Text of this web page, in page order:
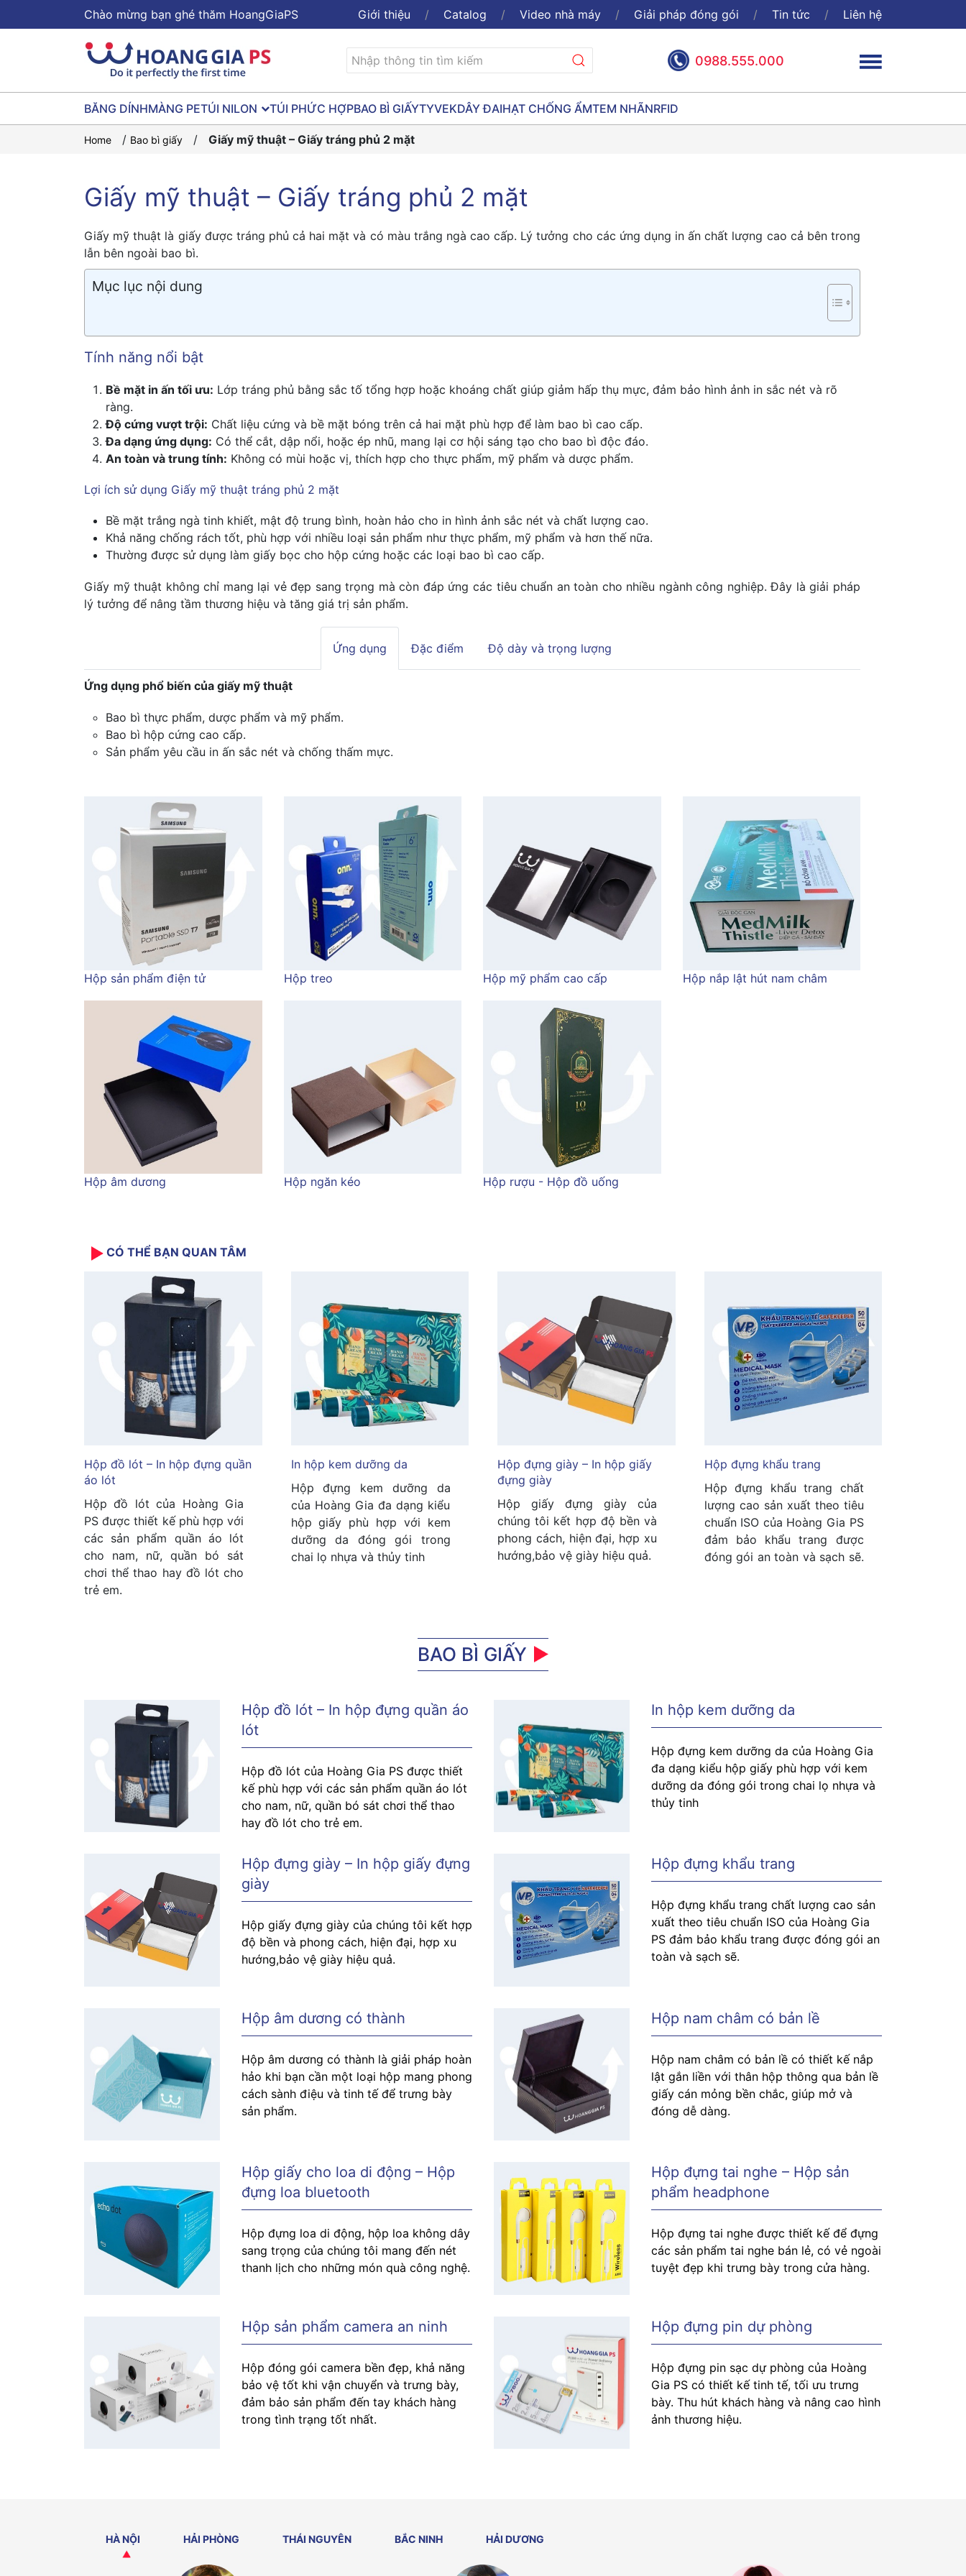
Chào mừng bạn ghé thăm HoangGiaPS Giới thiệu Catalog Video nhà máy Giải pháp đóng gói Tin tức Liên hệ
0988.555.000
BĂNG DÍNHMÀNG PETÚI NILON TÚI PHỨC HỢPBAO BÌ GIẤYTYVEKDÂY ĐAIHẠT CHỐNG ẨMTEM NHÃNRFID
Home / Bao bì giấy / Giấy mỹ thuật – Giấy tráng phủ 2 mặt
Giấy mỹ thuật – Giấy tráng phủ 2 mặt
Giấy mỹ thuật là giấy được tráng phủ cả hai mặt và có màu trắng ngà cao cấp. Lý tưởng cho các ứng dụng in ấn chất lượng cao cả bên trong
lẫn bên ngoài bao bì.
Mục lục nội dung
Tính năng nổi bật
Bề mặt in ấn tối ưu: Lớp tráng phủ bằng sắc tố tổng hợp hoặc khoáng chất giúp giảm hấp thụ mực, đảm bảo hình ảnh in sắc nét và rõ
ràng.
Độ cứng vượt trội: Chất liệu cứng và bề mặt bóng trên cả hai mặt phù hợp để làm bao bì cao cấp.
Đa dạng ứng dụng: Có thể cắt, dập nổi, hoặc ép nhũ, mang lại cơ hội sáng tạo cho bao bì độc đáo.
An toàn và trung tính: Không có mùi hoặc vị, thích hợp cho thực phẩm, mỹ phẩm và dược phẩm.
Lợi ích sử dụng Giấy mỹ thuật tráng phủ 2 mặt
Bề mặt trắng ngà tinh khiết, mật độ trung bình, hoàn hảo cho in hình ảnh sắc nét và chất lượng cao.
Khả năng chống rách tốt, phù hợp với nhiều loại sản phẩm như thực phẩm, mỹ phẩm và hơn thế nữa.
Thường được sử dụng làm giấy bọc cho hộp cứng hoặc các loại bao bì cao cấp.
Giấy mỹ thuật không chỉ mang lại vẻ đẹp sang trọng mà còn đáp ứng các tiêu chuẩn an toàn cho nhiều ngành công nghiệp. Đây là giải pháp
lý tưởng để nâng tầm thương hiệu và tăng giá trị sản phẩm.
Ứng dụng Đặc điểm Độ dày và trọng lượng
Ứng dụng phổ biến của giấy mỹ thuật
Bao bì thực phẩm, dược phẩm và mỹ phẩm.
Bao bì hộp cứng cao cấp.
Sản phẩm yêu cầu in ấn sắc nét và chống thấm mực.
Hộp sản phẩm điện tử Hộp treo Hộp mỹ phẩm cao cấp Hộp nắp lật hút nam châm
Hộp âm dương Hộp ngăn kéo Hộp rượu - Hộp đồ uống
CÓ THỂ BẠN QUAN TÂM
Hộp đồ lót – In hộp đựng quần
áo lót
Hộp đồ lót của Hoàng Gia
PS được thiết kế phù hợp với
các sản phẩm quần áo lót
cho nam, nữ, quần bó sát
chơi thể thao hay đồ lót cho
trẻ em.
In hộp kem dưỡng da
Hộp đựng kem dưỡng da
của Hoàng Gia đa dạng kiểu
hộp giấy phù hợp với kem
dưỡng da đóng gói trong
chai lọ nhựa và thủy tinh
Hộp đựng giày – In hộp giấy
đựng giày
Hộp giấy đựng giày của
chúng tôi kết hợp độ bền và
phong cách, hiện đại, hợp xu
hướng,bảo vệ giày hiệu quả.
Hộp đựng khẩu trang
Hộp đựng khẩu trang chất
lượng cao sản xuất theo tiêu
chuẩn ISO của Hoàng Gia PS
đảm bảo khẩu trang được
đóng gói an toàn và sạch sẽ.
BAO BÌ GIẤY
Hộp đồ lót – In hộp đựng quần áo
lót
Hộp đồ lót của Hoàng Gia PS được thiết
kế phù hợp với các sản phẩm quần áo lót
cho nam, nữ, quần bó sát chơi thể thao
hay đồ lót cho trẻ em.
In hộp kem dưỡng da
Hộp đựng kem dưỡng da của Hoàng Gia
đa dạng kiểu hộp giấy phù hợp với kem
dưỡng da đóng gói trong chai lọ nhựa và
thủy tinh
Hộp đựng giày – In hộp giấy đựng
giày
Hộp giấy đựng giày của chúng tôi kết hợp
độ bền và phong cách, hiện đại, hợp xu
hướng,bảo vệ giày hiệu quả.
Hộp đựng khẩu trang
Hộp đựng khẩu trang chất lượng cao sản
xuất theo tiêu chuẩn ISO của Hoàng Gia
PS đảm bảo khẩu trang được đóng gói an
toàn và sạch sẽ.
Hộp âm dương có thành
Hộp âm dương có thành là giải pháp hoàn
hảo khi bạn cần một loại hộp mang phong
cách sành điệu và tinh tế để trưng bày
sản phẩm.
Hộp nam châm có bản lề
Hộp nam châm có bản lề có thiết kế nắp
lật gắn liền với thân hộp thông qua bản lề
giấy cán mỏng bền chắc, giúp mở và
đóng dễ dàng.
Hộp giấy cho loa di động – Hộp
đựng loa bluetooth
Hộp đựng loa di động, hộp loa không dây
sang trọng của chúng tôi mang đến nét
thanh lịch cho những món quà công nghệ.
Hộp đựng tai nghe – Hộp sản
phẩm headphone
Hộp đựng tai nghe được thiết kế để đựng
các sản phẩm tai nghe bán lẻ, có vẻ ngoài
tuyệt đẹp khi trưng bày trong cửa hàng.
Hộp sản phẩm camera an ninh
Hộp đóng gói camera bền đẹp, khả năng
bảo vệ tốt khi vận chuyển và trưng bày,
đảm bảo sản phẩm đến tay khách hàng
trong tình trạng tốt nhất.
Hộp đựng pin dự phòng
Hộp đựng pin sạc dự phòng của Hoàng
Gia PS có thiết kế tinh tế, tối ưu trưng
bày. Thu hút khách hàng và nâng cao hình
ảnh thương hiệu.
HÀ NỘI HẢI PHÒNG THÁI NGUYÊN BẮC NINH HẢI DƯƠNG